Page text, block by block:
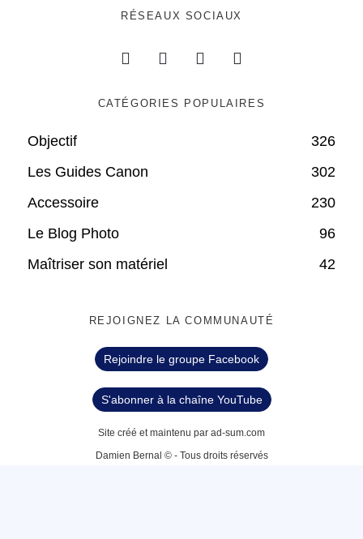
RÉSEAUX SOCIAUX
CATÉGORIES POPULAIRES
Objectif
326
Les Guides Canon
302
Accessoire
230
Le Blog Photo
96
Maîtriser son matériel
42
REJOIGNEZ LA COMMUNAUTÉ
Rejoindre le groupe Facebook
S'abonner à la chaîne YouTube
Site créé et maintenu par ad-sum.com
Damien Bernal © - Tous droits réservés